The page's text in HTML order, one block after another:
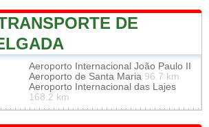
DE
Aeroporto Internacional João Paulo II
Aeroporto de Santa Maria 96.7 km
Aeroporto Internacional das Lajes
168.2 km